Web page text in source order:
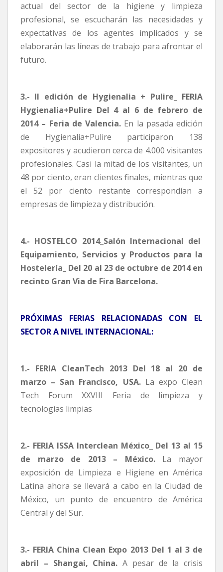
actual del sector de la higiene y limpieza
profesional, se escucharán las necesidades y
expectativas de los agentes implicados y se
elaborarán las líneas de trabajo para afrontar el
futuro.
3.- II edición de Hygienalia + Pulire_ FERIA
Hygienalia+Pulire Del 4 al 6 de febrero de
2014 – Feria de Valencia. En la pasada edición
de Hygienalia+Pulire participaron 138
expositores y acudieron cerca de 4.000 visitantes
profesionales. Casi la mitad de los visitantes, un
48 por ciento, eran clientes finales, mientras que
el 52 por ciento restante correspondían a
empresas de limpieza y distribución.
4.- HOSTELCO 2014_Salón Internacional del
Equipamiento, Servicios y Productos para la
Hostelería_ Del 20 al 23 de octubre de 2014 en
recinto Gran Via de Fira Barcelona.
PRÓXIMAS FERIAS RELACIONADAS CON EL
SECTOR A NIVEL INTERNACIONAL:
1.- FERIA CleanTech 2013 Del 18 al 20 de
marzo – San Francisco, USA. La expo Clean
Tech Forum XXVIII Feria de limpieza y
tecnologías limpias
2.- FERIA ISSA Interclean México_ Del 13 al 15
de marzo de 2013 – México. La mayor
exposición de Limpieza e Higiene en América
Latina ahora se llevará a cabo en la Ciudad de
México, un punto de encuentro de América
Central y del Sur.
3.- FERIA China Clean Expo 2013 Del 1 al 3 de
abril – Shangai, China. A pesar de la crisis